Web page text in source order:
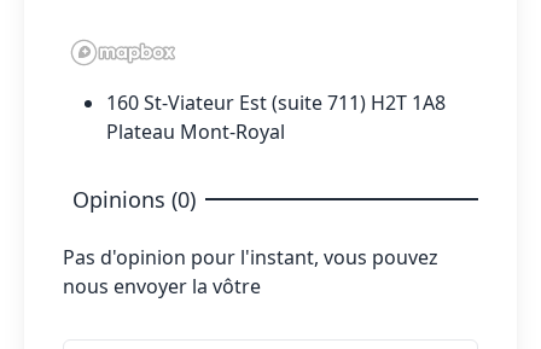
160 St-Viateur Est (suite 711) H2T 1A8
Plateau Mont-Royal
Opinions (0)
Pas d'opinion pour l'instant, vous pouvez
nous envoyer la vôtre